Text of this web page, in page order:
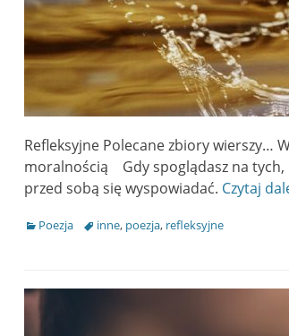
Refleksyjne Polecane zbiory wierszy…
moralnością Gdy spoglądasz na tych,
przed sobą się wyspowiadać. Czytaj
Categories
Poezja Tagsinne, poezja, refleksyjne